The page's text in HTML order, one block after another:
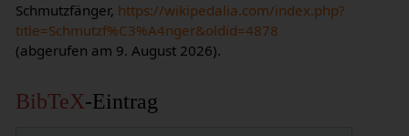
Schmutzfänger, https://wikipedalia.com/index.php?
title=Schmutzf%C3%A4nger&oldid=4878
(abgerufen am 9. August 2026).
BibTeX-Eintrag